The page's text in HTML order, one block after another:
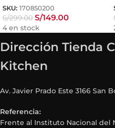
SKU: 170850200
S/299.00 S/149.00
4 en stock
Dirección Tienda
Kitchen
Av. Javier Prado Este 3166 San
Referencia:
Frente al Instituto Nacional del